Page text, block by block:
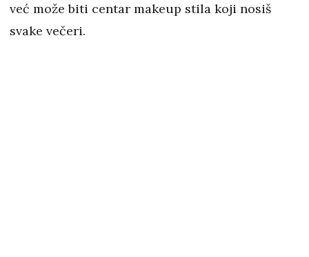
već može biti centar makeup stila koji nosiš
svake večeri.